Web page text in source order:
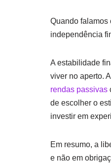
Quando falamos
independência
A estabilidade
viver no aperto.
rendas passivas
de escolher o
investir em
Em resumo, a
e não em